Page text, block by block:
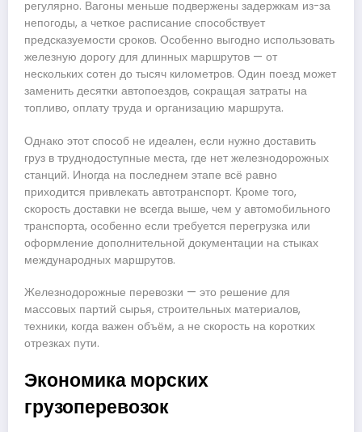
регулярно. Вагоны меньше подвержены задержкам из-за
непогоды, а четкое расписание способствует
предсказуемости сроков. Особенно выгодно использовать
железную дорогу для длинных маршрутов — от
нескольких сотен до тысяч километров. Один поезд может
заменить десятки автопоездов, сокращая затраты на
топливо, оплату труда и организацию маршрута.
Однако этот способ не идеален, если нужно доставить
груз в труднодоступные места, где нет железнодорожных
станций. Иногда на последнем этапе всё равно
приходится привлекать автотранспорт. Кроме того,
скорость доставки не всегда выше, чем у автомобильного
транспорта, особенно если требуется перегрузка или
оформление дополнительной документации на стыках
международных маршрутов.
Железнодорожные перевозки — это решение для
массовых партий сырья, строительных материалов,
техники, когда важен объём, а не скорость на коротких
отрезках пути.
Экономика морских
грузоперевозок